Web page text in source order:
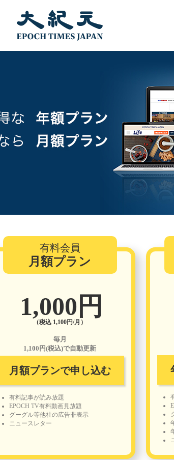
有料会員
月額プラン
1,000円
（税込 1,100円/月）
毎月
1,100円(税込)で自動更新
月額プランで申し込む
有料記事が読み放題
EPOCH TV有料動画見放題
グーグル等他社の広告非表示
ニュースレター